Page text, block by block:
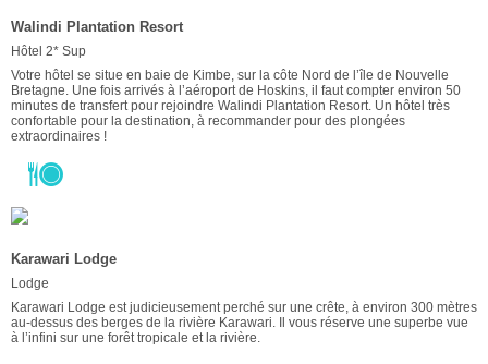
Walindi Plantation Resort
Hôtel 2* Sup
Votre hôtel se situe en baie de Kimbe, sur la côte Nord de l’île de Nouvelle
Bretagne. Une fois arrivés à l’aéroport de Hoskins, il faut compter environ 50
minutes de transfert pour rejoindre Walindi Plantation Resort. Un hôtel très
confortable pour la destination, à recommander pour des plongées
extraordinaires !
Karawari Lodge
Lodge
Karawari Lodge est judicieusement perché sur une crête, à environ 300 mètres
au-dessus des berges de la rivière Karawari. Il vous réserve une superbe vue
à l’infini sur une forêt tropicale et la rivière.